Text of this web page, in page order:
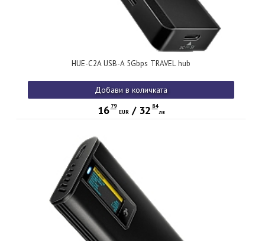
HUE-C2A USB-A 5Gbps TRAVEL hub
Добави в количката
16 79
EUR/ 32 84
лв